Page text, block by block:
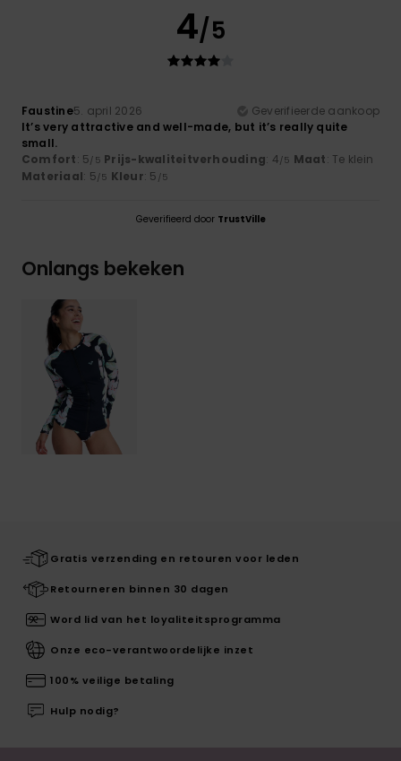
4/5
Faustine5. april 2026
Geverifieerde aankoop
It’s very attractive and well-made, but it’s really quite
small.
Comfort: 5/5 Prijs-kwaliteitverhouding: 4/5 Maat: Te klein
Materiaal: 5/5 Kleur: 5 /5
Geverifieerd door TrustVille
Onlangs bekeken
Gratis verzending en retouren voor leden
Retourneren binnen 30 dagen
Word lid van het loyaliteitsprogramma
Onze eco-verantwoordelijke inzet
100% veilige betaling
Hulp nodig?